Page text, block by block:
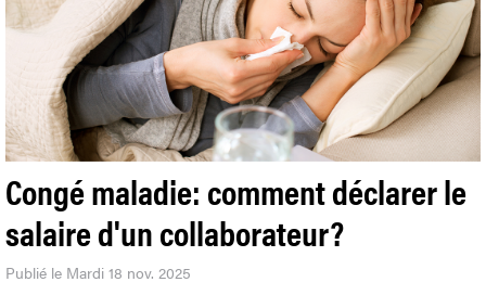
Congé maladie: comment déclarer le
salaire d'un collaborateur?
Publié le Mardi 18 nov. 2025